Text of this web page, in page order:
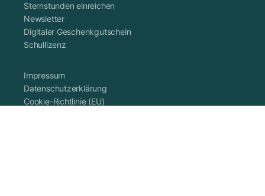
Sternstunden einreichen
Newsletter
Digitaler Geschenkgutschein
Schullizenz
Impressum
Datenschutzerklärung
Cookie-Richtlinie (EU)